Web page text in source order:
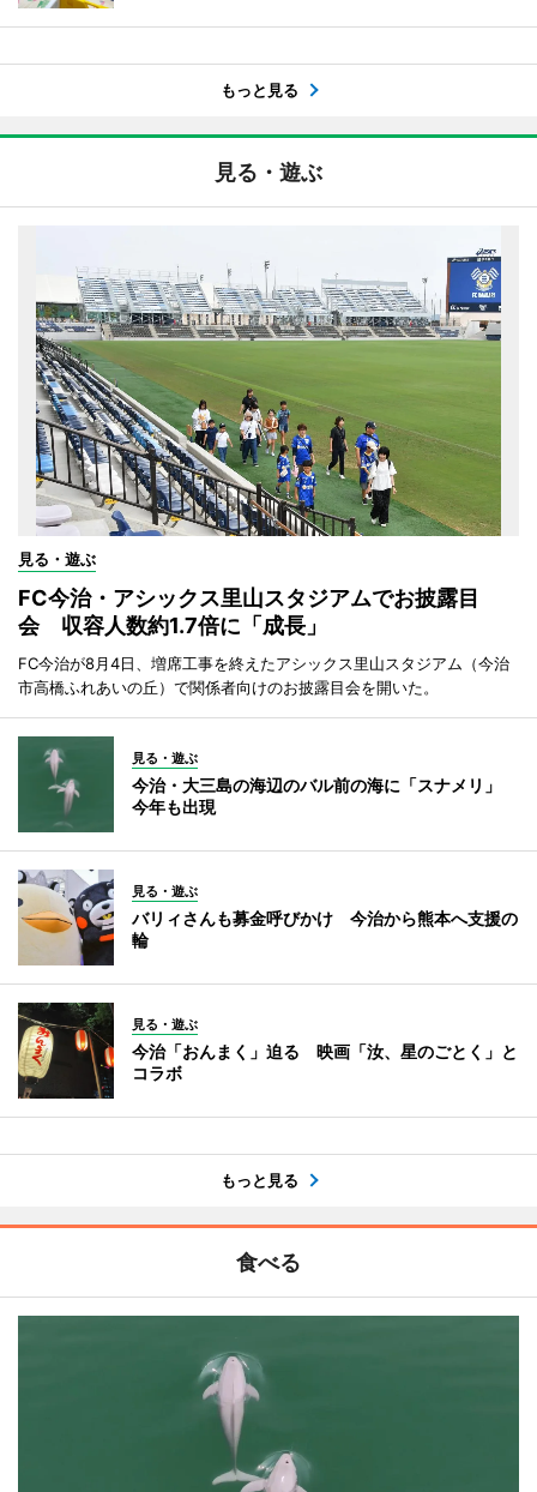
もっと見る
見る・遊ぶ
見る・遊ぶ
FC今治・アシックス里山スタジアムでお披露目
会 収容人数約1.7倍に「成長」
FC今治が8月4日、増席工事を終えたアシックス里山スタジアム（今治
市高橋ふれあいの丘）で関係者向けのお披露目会を開いた。
見る・遊ぶ
今治・大三島の海辺のバル前の海に「スナメリ」
今年も出現
見る・遊ぶ
バリィさんも募金呼びかけ 今治から熊本へ支援の
輪
見る・遊ぶ
今治「おんまく」迫る 映画「汝、星のごとく」と
コラボ
もっと見る
食べる